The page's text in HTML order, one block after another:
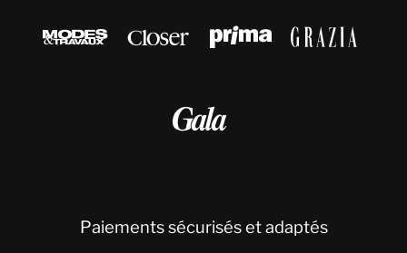
   

Paiements sécurisés et adaptés